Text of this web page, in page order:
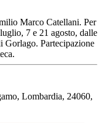
Marco Catellani. Per
7 e 21 agosto, dalle
Gorlago. Partecipazione
Lombardia, 24060,